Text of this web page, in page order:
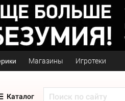
Магазины Игротеки
Каталог